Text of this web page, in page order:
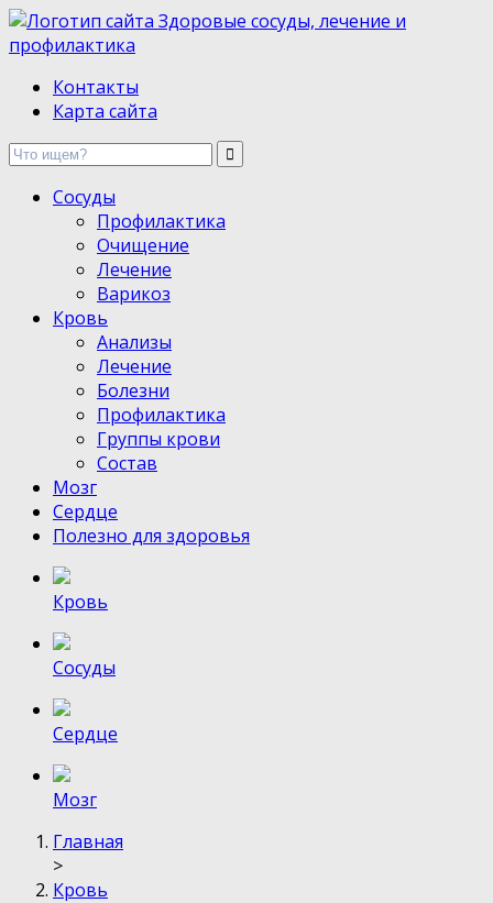
Здоровые сосуды, лечение и профилактика
Контакты
Карта сайта
Сосуды
Профилактика
Очищение
Лечение
Варикоз
Кровь
Анализы
Лечение
Болезни
Профилактика
Группы крови
Состав
Мозг
Сердце
Полезно для здоровья
Кровь
Сосуды
Сердце
Мозг
Главная
>
Кровь